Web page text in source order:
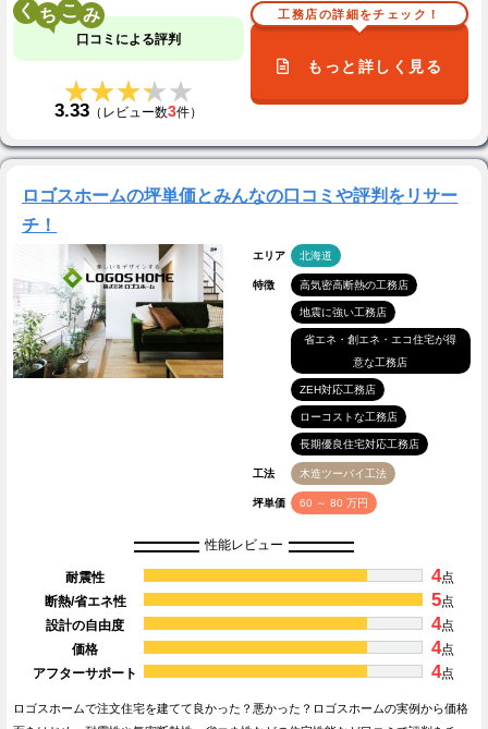
く こ
口コミによる評判
★★★★★
★★★★★
3.33 （レビュー数3件）
工務店の詳細をチェック！
もっと詳しく見る
ロゴスホームの坪単価とみんなの口コミや評判をリサー
チ！
エリア 北海道
特徴 高気密高断熱の工務店
地震に強い工務店
省エネ・創エネ・エコ住宅が得
意な工務店
ZEH対応工務店
ローコストな工務店
長期優良住宅対応工務店
工法 木造ツーバイ工法
坪単価 60 ～ 80 万円
性能レビュー
耐震性 4点
断熱/省エネ性
5点
設計の自由度
4点
価格
4点
アフターサポート
4点
ロゴスホームで注文住宅を建てて良かった？悪かった？ロゴスホームの実例から価格